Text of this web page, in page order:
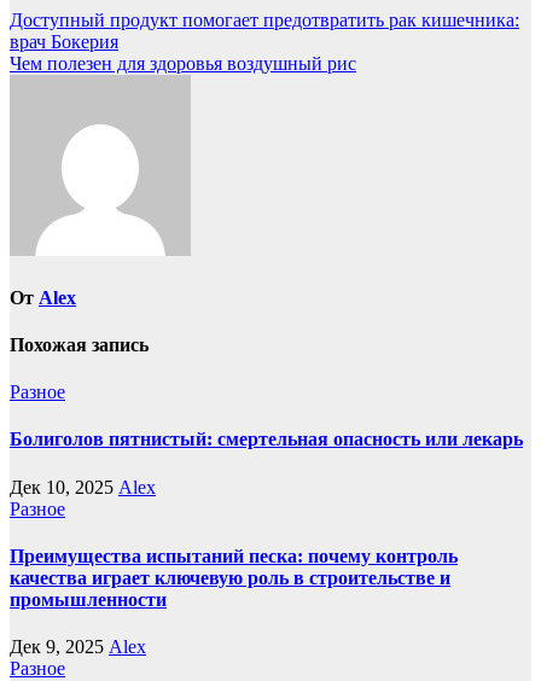
Навигация
по
Доступный продукт помогает предотвратить рак кишечника:
врач Бокерия
Чем полезен для здоровья воздушный рис
От Alex
Похожая запись
Разное
Болиголов пятнистый: смертельная опасность или лекарь
Дек 10, 2025 Alex
Разное
Преимущества испытаний песка: почему контроль
качества играет ключевую роль в строительстве и
промышленности
Дек 9, 2025 Alex
Разное